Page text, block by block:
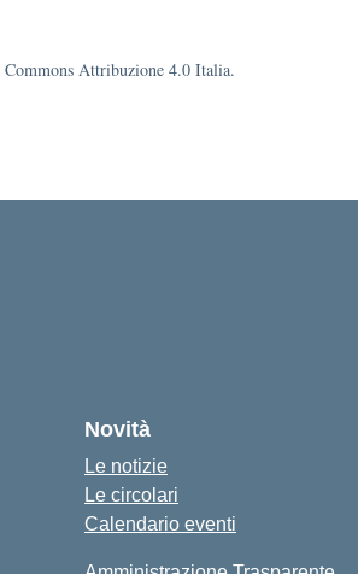
Commons Attribuzione 4.0 Italia.
Novità
Le notizie
Le circolari
Calendario eventi